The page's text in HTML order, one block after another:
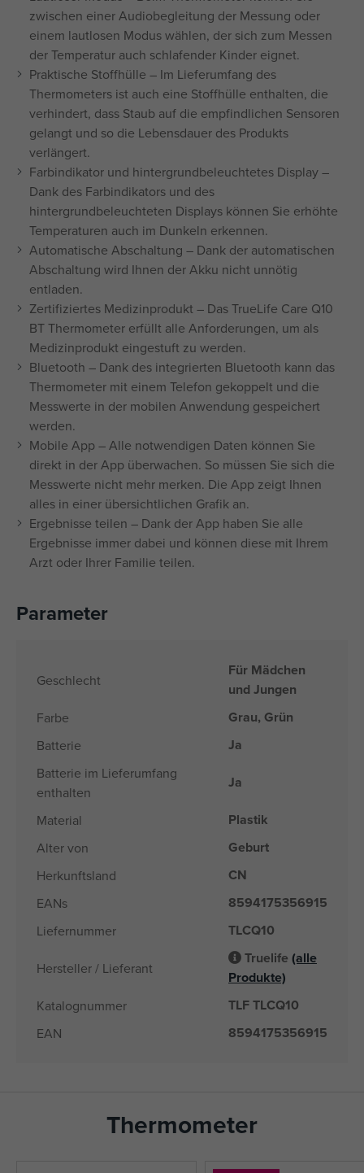
zwischen einer Audiobegleitung der Messung oder
einem lautlosen Modus wählen, der sich zum Messen
der Temperatur auch schlafender Kinder eignet.
Praktische Stoffhülle – Im Lieferumfang des
Thermometers ist auch eine Stoffhülle enthalten, die
verhindert, dass Staub auf die empfindlichen Sensoren
gelangt und so die Lebensdauer des Produkts
verlängert.
Farbindikator und hintergrundbeleuchtetes Display –
Dank des Farbindikators und des
hintergrundbeleuchteten Displays können Sie erhöhte
Temperaturen auch im Dunkeln erkennen.
Automatische Abschaltung – Dank der automatischen
Abschaltung wird Ihnen der Akku nicht unnötig
entladen.
Zertifiziertes Medizinprodukt – Das TrueLife Care Q10
BT Thermometer erfüllt alle Anforderungen, um als
Medizinprodukt eingestuft zu werden.
Bluetooth – Dank des integrierten Bluetooth kann das
Thermometer mit einem Telefon gekoppelt und die
Messwerte in der mobilen Anwendung gespeichert
werden.
Mobile App – Alle notwendigen Daten können Sie
direkt in der App überwachen. So müssen Sie sich die
Messwerte nicht mehr merken. Die App zeigt Ihnen
alles in einer übersichtlichen Grafik an.
Ergebnisse teilen – Dank der App haben Sie alle
Ergebnisse immer dabei und können diese mit Ihrem
Arzt oder Ihrer Familie teilen.
Parameter
Geschlecht
Für Mädchen
und Jungen
Farbe Grau, Grün
Batterie Ja
Batterie im Lieferumfang
enthalten
Ja
Material Plastik
Alter von Geburt
Herkunftsland CN
EANs 8594175356915
Liefernummer TLCQ10
Hersteller / Lieferant
Truelife (alle
Produkte)
Katalognummer TLF TLCQ10
EAN 8594175356915
Thermometer